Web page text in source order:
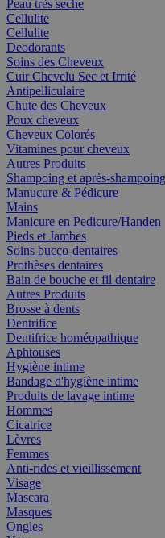
Peau très seche
Cellulite
Cellulite
Deodorants
Soins des Cheveux
Cuir Chevelu Sec et Irrité
Antipelliculaire
Chute des Cheveux
Poux cheveux
Cheveux Colorés
Vitamines pour cheveux
Autres Produits
Shampoing et après-shampoing
Manucure & Pédicure
Mains
Manicure en Pedicure/Handen
Pieds et Jambes
Soins bucco-dentaires
Prothèses dentaires
Bain de bouche et fil dentaire
Autres Produits
Brosse à dents
Dentrifice
Dentifrice homéopathique
Aphtouses
Hygiène intime
Bandage d'hygiène intime
Produits de lavage intime
Hommes
Cicatrice
Lèvres
Femmes
Anti-rides et vieillissement
Visage
Mascara
Masques
Ongles